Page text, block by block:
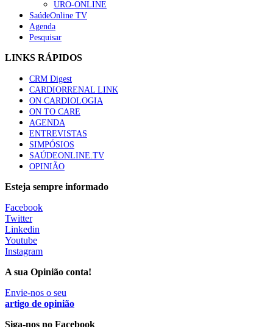
“Os programas de rastreio do cancro do pulmão são
custo-efetivos e representam um investimento
66 visualizações
Trodelvy aprovado para primeira linha no cancro da
mama triplo negativo metastático em doentes não
elegíveis para inibidores PD-(L)1
61 visualizações
Especialistas defendem mais potássio na alimentação
57 visualizações
MAIS NOTÍCIAS
estabilidade no SNS
6 Ago, 2026 |0 Comments
URO-ONLINE
SaúdeOnline TV
Agenda
Pesquisar
LINKS RÁPIDOS
CRM Digest
CARDIORRENAL LINK
ON CARDIOLOGIA
ON TO CARE
AGENDA
ENTREVISTAS
SIMPÓSIOS
SAÚDEONLINE.TV
OPINIÃO
Esteja sempre informado
Facebook
Twitter
Linkedin
Youtube
Instagram
A sua Opinião conta!
Envie-nos o seu
artigo de opinião
Siga-nos no Facebook